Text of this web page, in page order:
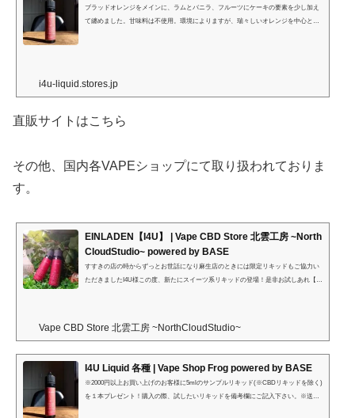
ブラッドオレンジをメインに、ラムとバニラ、フルーツにケーキの要素を少し加え
て纏めました。甘味料は不使用。⁡環境によりますが、⁡瑞々しいオレンジを中心とし
i4u-liquid.stores.jp
直販サイトはこちら
その他、国内各VAPEショップにて取り扱われておりま
す。
EINLADEN【I4U】 | Vape CBD Store 北雲工房 ~North
CloudStudio~ powered by BASE
すすきの店の時からずっとお世話になり麻生店のときには限定リキッドもご協力い
ただきましたI4U様この度、新たにスイーツ系リキッドの登場！是非お試しあれ【EI
ドケーキのように変化します。⁡⁡⁡⁡吸い疲れしにくい、I4U.流の⁡飽きのこないスイーツ
Vape CBD Store 北雲工房 ~NorthCloudStudio~
I4U Liquid 各種 | Vape Shop Frog powered by BASE
※2000円以上お買い上げのお客様に5mlのサンプルリキッド(※CBDリキッドを除く)
を１本プレゼント！購入の際、試したいリキッドを備考欄にご記入下さい。※送料